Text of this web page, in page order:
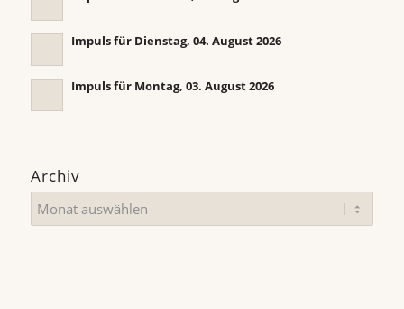
Impuls für Dienstag, 04. August 2026
Impuls für Montag, 03. August 2026
Archiv